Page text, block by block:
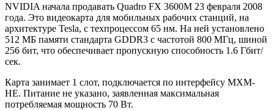
NVIDIA начала продавать Quadro FX 3600M 23 февраля 2008
года. Это видеокарта для мобильных рабочих станций, на
архитектуре Tesla, с техпроцессом 65 нм. На ней установлено
512 МБ памяти стандарта GDDR3 с частотой 800 МГц, шиной
256 бит, что обеспечивает пропускную способность 1.6 Гбит/
сек.
Карта занимает 1 слот, подключается по интерфейсу MXM-
HE. Питание не указано, заявленная максимальная
потребляемая мощность 70 Вт.